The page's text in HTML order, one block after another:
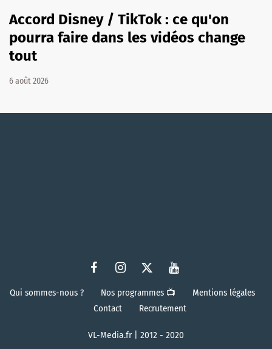
Accord Disney / TikTok : ce qu'on
pourra faire dans les vidéos change
tout
6 août 2026
Qui sommes-nous ? Nos programmes 📺
Mentions légales
Contact
Recrutement
VL-Media.fr | 2012 - 2020